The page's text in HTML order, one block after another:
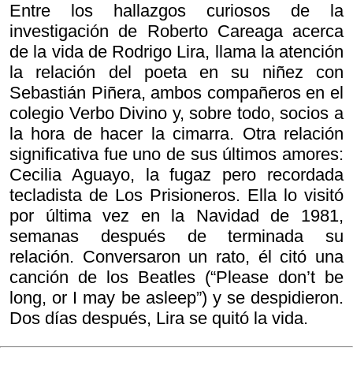
Entre los hallazgos curiosos de la
investigación de Roberto Careaga acerca
de la vida de Rodrigo Lira, llama la atención
la relación del poeta en su niñez con
Sebastián Piñera, ambos compañeros en el
colegio Verbo Divino y, sobre todo, socios a
la hora de hacer la cimarra. Otra relación
significativa fue uno de sus últimos amores:
Cecilia Aguayo, la fugaz pero recordada
tecladista de Los Prisioneros. Ella lo visitó
por última vez en la Navidad de 1981,
semanas después de terminada su
relación. Conversaron un rato, él citó una
canción de los Beatles (“Please don’t be
long, or I may be asleep”) y se despidieron.
Dos días después, Lira se quitó la vida.